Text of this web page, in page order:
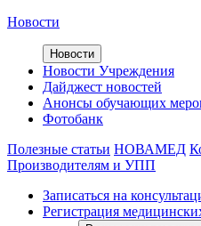
Новости
Новости
Новости Учреждения
Дайджест новостей
Анонсы обучающих
Фотобанк
Полезные статьи НОВАМЕД
Производителям и УПП
Записаться на
Регистрация